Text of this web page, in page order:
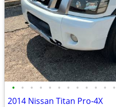
• • • • • • • • • • • •
2014 Nissan Titan Pro-4X